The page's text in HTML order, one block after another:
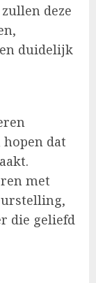
deze
duidelijk
dat
met
die geliefd